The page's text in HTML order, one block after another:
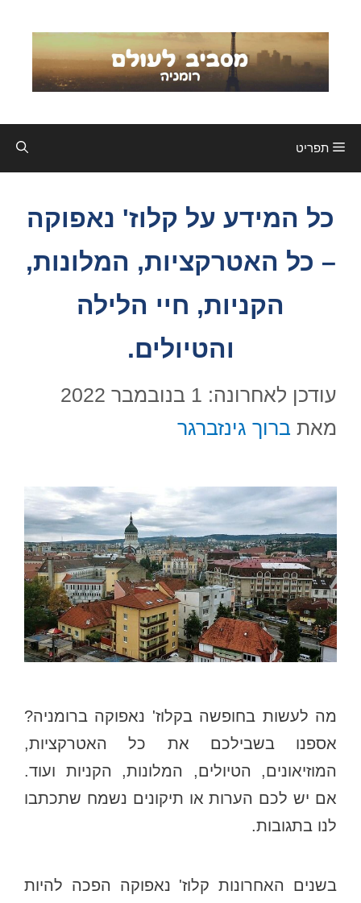
תפריט
כל המידע על קלוז' נאפוקה
– כל האטרקציות, המלונות,
הקניות, חיי הלילה
והטיולים.
עודכן לאחרונה: 1 בנובמבר 2022
מאת ברוך גינזברגר
מה לעשות בחופשה בקלוז' נאפוקה ברומניה?
אספנו בשבילכם את כל האטרקציות,
המוזיאונים, הטיולים, המלונות, הקניות ועוד.
אם יש לכם הערות או תיקונים נשמח שתכתבו
לנו בתגובות.
בשנים האחרונות קלוז' נאפוקה הפכה להיות